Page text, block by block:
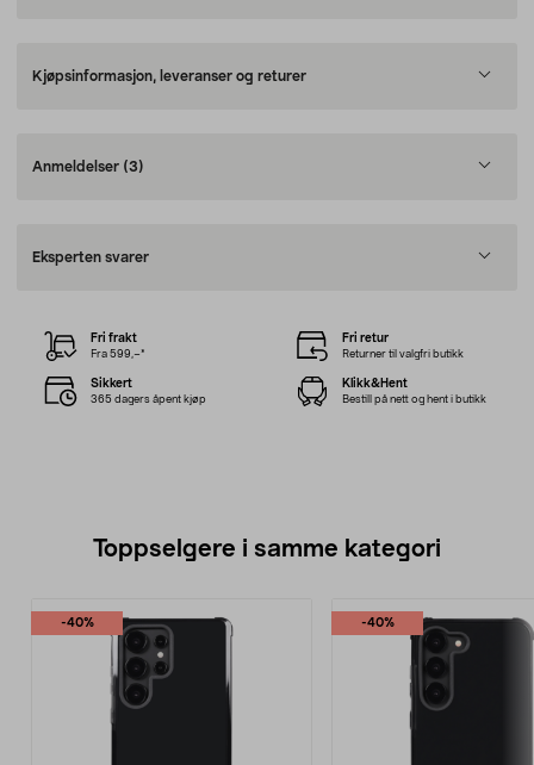
Kjøpsinformasjon, leveranser og returer
Anmeldelser (3)
Eksperten svarer
Fri frakt
Fra 599,–*
Fri retur
Returner til valgfri butikk
Sikkert
365 dagers åpent kjøp
Klikk&Hent
Bestill på nett og hent i butikk
Toppselgere i samme kategori
-40% -40%